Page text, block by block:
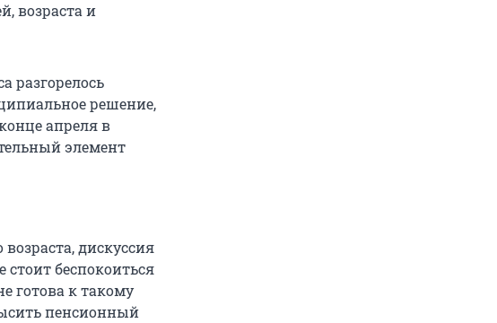
возраста и
разгорелось
решение,
апреля в
элемент
дискуссия
беспокоиться
готова к такому
пенсионный